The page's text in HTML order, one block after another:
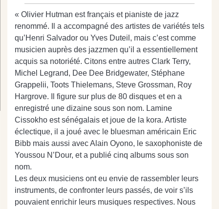
« Olivier Hutman est français et pianiste de jazz
renommé. Il a accompagné des artistes de variétés tels
qu’Henri Salvador ou Yves Duteil, mais c’est comme
musicien auprès des jazzmen qu’il a essentiellement
acquis sa notoriété. Citons entre autres Clark Terry,
Michel Legrand, Dee Dee Bridgewater, Stéphane
Grappelii, Toots Thielemans, Steve Grossman, Roy
Hargrove. Il figure sur plus de 80 disques et en a
enregistré une dizaine sous son nom. Lamine
Cissokho est sénégalais et joue de la kora. Artiste
éclectique, il a joué avec le bluesman américain Eric
Bibb mais aussi avec Alain Oyono, le saxophoniste de
Youssou N’Dour, et a publié cinq albums sous son
nom.
Les deux musiciens ont eu envie de rassembler leurs
instruments, de confronter leurs passés, de voir s’ils
pouvaient enrichir leurs musiques respectives. Nous